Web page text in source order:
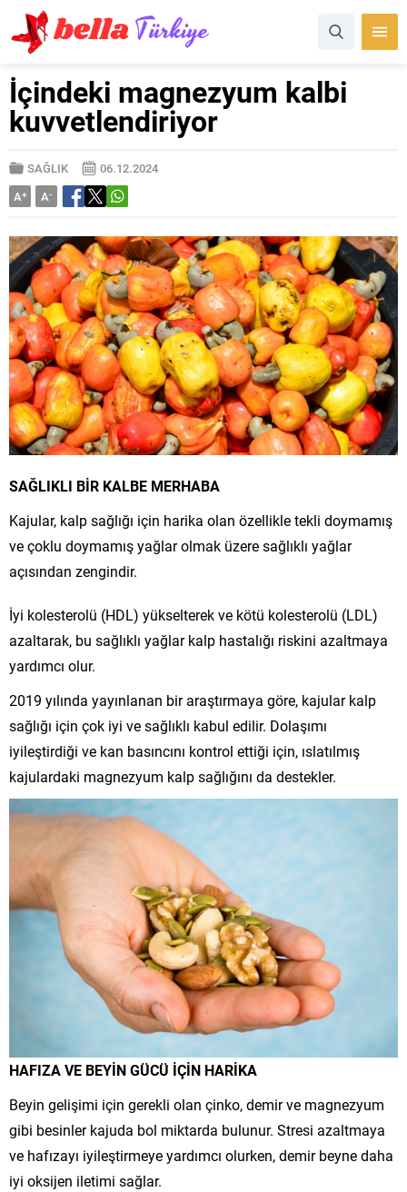
İçindeki magnezyum kalbi
kuvvetlendiriyor
SAĞLIK
06.12.2024
A+ A-
SAĞLIKLI BİR KALBE MERHABA
Kajular, kalp sağlığı için harika olan özellikle tekli doymamış
ve çoklu doymamış yağlar olmak üzere sağlıklı yağlar
açısından zengindir.
İyi kolesterolü (HDL) yükselterek ve kötü kolesterolü (LDL)
azaltarak, bu sağlıklı yağlar kalp hastalığı riskini azaltmaya
yardımcı olur.
2019 yılında yayınlanan bir araştırmaya göre, kajular kalp
sağlığı için çok iyi ve sağlıklı kabul edilir. Dolaşımı
iyileştirdiği ve kan basıncını kontrol ettiği için, ıslatılmış
kajulardaki magnezyum kalp sağlığını da destekler.
HAFIZA VE BEYİN GÜCÜ İÇİN HARİKA
Beyin gelişimi için gerekli olan çinko, demir ve magnezyum
gibi besinler kajuda bol miktarda bulunur. Stresi azaltmaya
ve hafızayı iyileştirmeye yardımcı olurken, demir beyne daha
iyi oksijen iletimi sağlar.